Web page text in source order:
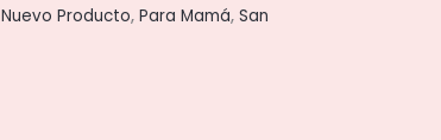
Nuevo Producto, Para Mamá, San